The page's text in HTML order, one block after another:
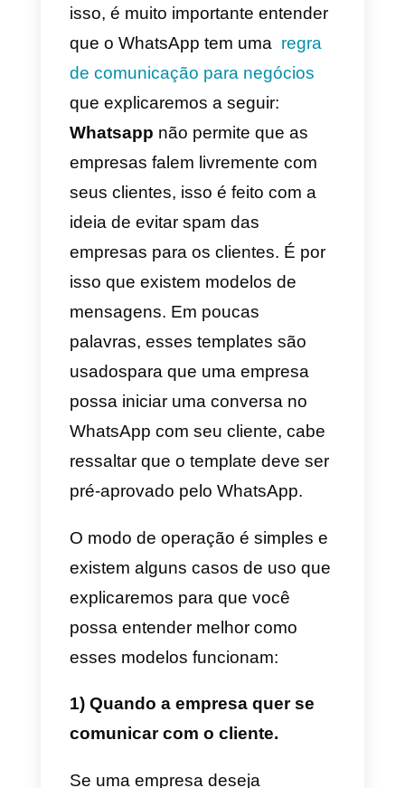
necessária para se comunicar
com seus clientes.
Importante: o WhatsApp
geralmente aprova modelos
simples como este:
obrigado. Isso significa que, em
geral, você pode usar esse
modelo para escrever para
clientes com toda a flexibilidade
necessária.
Como funcionam os
modelos de mensagem
para a API do WhatsApp